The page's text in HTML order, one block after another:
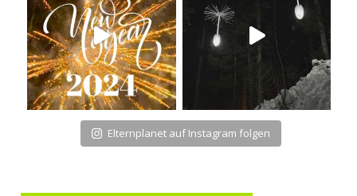
Elternplanet auf Instagram folgen